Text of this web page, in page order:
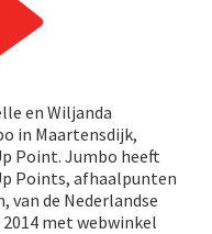
en Wiljanda
in Maartensdijk,
Point. Jumbo heeft
Points, afhaalpunten
van de Nederlandse
met webwinkel